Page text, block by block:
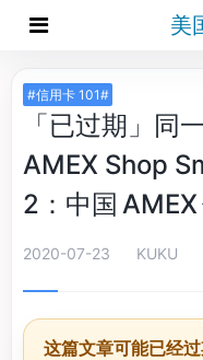
美
#信用卡 101#
「已过期」同
AMEX Shop
2：中国 AMEX
2020-07-23 KUKU
这篇文章可能已经